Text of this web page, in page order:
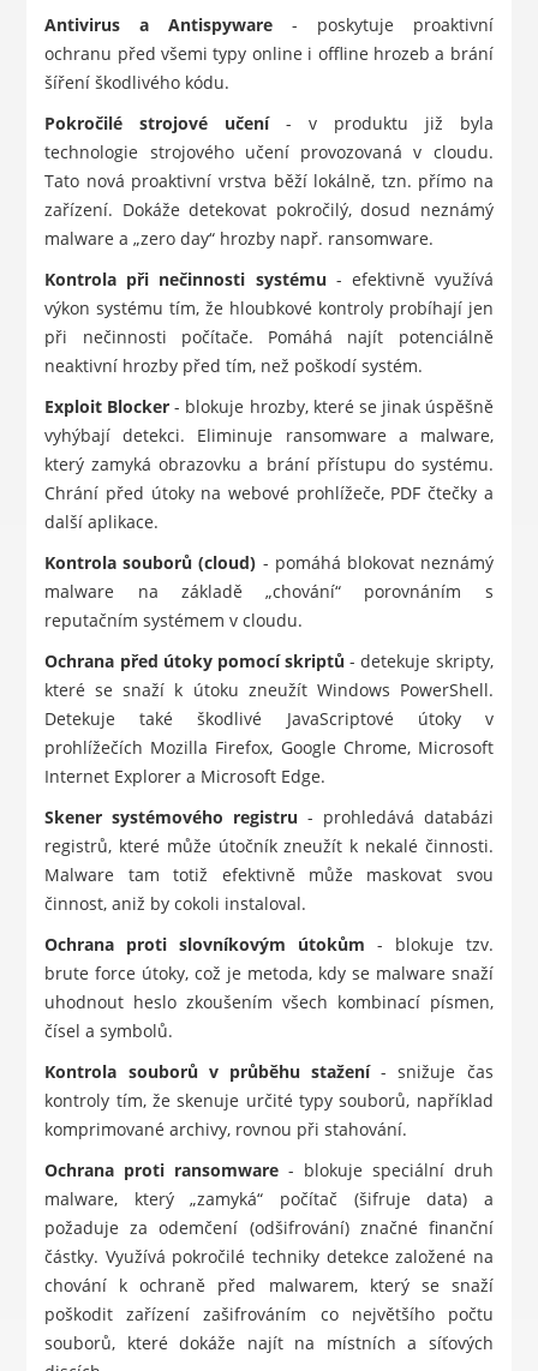
Antivirus a Antispyware - poskytuje proaktivní
ochranu před všemi typy online i offline hrozeb a brání
šíření škodlivého kódu.
Pokročilé strojové učení- v produktu již byla
technologie strojového učení provozovaná v cloudu.
Tato nová proaktivní vrstva běží lokálně, tzn. přímo na
zařízení. Dokáže detekovat pokročilý, dosud neznámý
malware a „zero day“ hrozby např. ransomware.
Kontrola při nečinnosti systému - efektivně využívá
výkon systému tím, že hloubkové kontroly probíhají jen
při nečinnosti počítače. Pomáhá najít potenciálně
neaktivní hrozby před tím, než poškodí systém.
Exploit Blocker - blokuje hrozby, které se jinak úspěšně
vyhýbají detekci. Eliminuje ransomware a malware,
který zamyká obrazovku a brání přístupu do systému.
Chrání před útoky na webové prohlížeče, PDF čtečky a
další aplikace.
Kontrola souborů (cloud) - pomáhá blokovat neznámý
malware na základě „chování“ porovnáním s
reputačním systémem v cloudu.
Ochrana před útoky pomocí skriptů - detekuje skripty,
které se snaží k útoku zneužít Windows PowerShell.
Detekuje také škodlivé JavaScriptové útoky v
prohlížečích Mozilla Firefox, Google Chrome, Microsoft
Internet Explorer a Microsoft Edge.
Skener systémového registru - prohledává databázi
registrů, které může útočník zneužít k nekalé činnosti.
Malware tam totiž efektivně může maskovat svou
činnost, aniž by cokoli instaloval.
Ochrana proti slovníkovým útokům - blokuje tzv.
brute force útoky, což je metoda, kdy se malware snaží
uhodnout heslo zkoušením všech kombinací písmen,
čísel a symbolů.
Kontrola souborů v průběhu stažení- snižuje čas
kontroly tím, že skenuje určité typy souborů, například
komprimované archivy, rovnou při stahování.
Ochrana proti ransomware - blokuje speciální druh
malware, který „zamyká“ počítač (šifruje data) a
požaduje za odemčení (odšifrování) značné finanční
částky. Využívá pokročilé techniky detekce založené na
chování k ochraně před malwarem, který se snaží
poškodit zařízení zašifrováním co největšího počtu
souborů, které dokáže najít na místních a síťových